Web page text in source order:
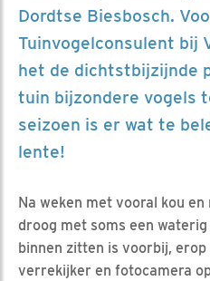
Dordtse Biesbosch.
Tuinvogelconsulent bij
het de dichtstbijzijnde
tuin bijzondere vogels
seizoen is er wat te
lente!
Na weken met vooral kou
droog met soms een waterig
binnen zitten is voorbij,
verrekijker en fotocamera